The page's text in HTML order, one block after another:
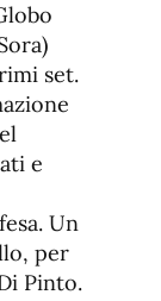
set.
e
Un
per
Pinto.